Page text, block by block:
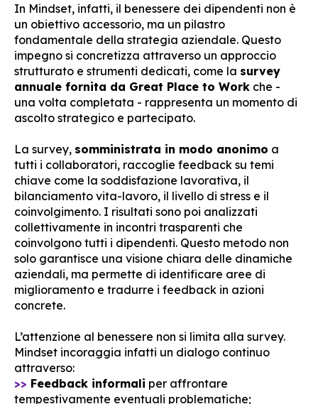
In Mindset, infatti, il benessere dei dipendenti non è
un obiettivo accessorio, ma un pilastro
fondamentale della strategia aziendale. Questo
impegno si concretizza attraverso un approccio
strutturato e strumenti dedicati, come la survey
annuale fornita da Great Place to Work che -
una volta completata - rappresenta un momento di
ascolto strategico e partecipato.
La survey, somministrata in modo anonimo a
tutti i collaboratori, raccoglie feedback su temi
chiave come la soddisfazione lavorativa, il
bilanciamento vita-lavoro, il livello di stress e il
coinvolgimento. I risultati sono poi analizzati
collettivamente in incontri trasparenti che
coinvolgono tutti i dipendenti. Questo metodo non
solo garantisce una visione chiara delle dinamiche
aziendali, ma permette di identificare aree di
miglioramento e tradurre i feedback in azioni
concrete.
L’attenzione al benessere non si limita alla survey.
Mindset incoraggia infatti un dialogo continuo
attraverso:
>> Feedback informali per affrontare
tempestivamente eventuali problematiche;